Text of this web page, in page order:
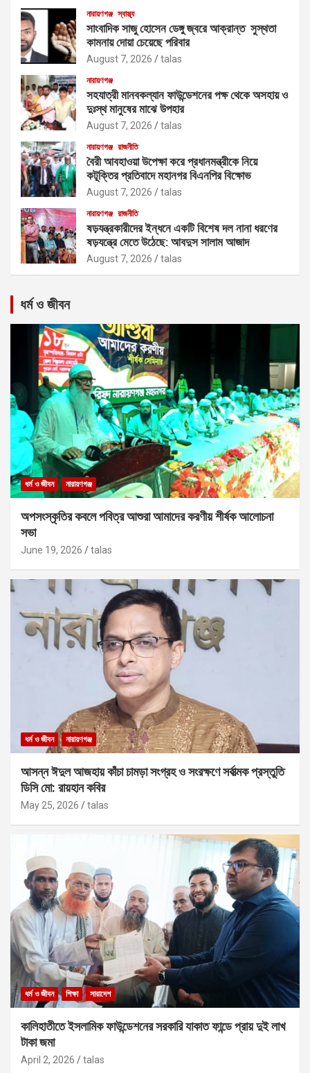
নারায়ণগঞ্জ স্বাস্থ্য
সাংবাদিক সাজু হোসেন ডেঙ্গু জ্বরে আক্রান্ত সুস্থতা
কামনায় দোয়া চেয়েছে পরিবার
August 7, 2026 talas
নারায়ণগঞ্জ
সহযাত্রী মানবকল্যান ফাউন্ডেশনের পক্ষ থেকে অসহায় ও
দুঃস্থ মানুষের মাঝে উপহার
August 7, 2026 talas
নারায়ণগঞ্জ রাজনীতি
বৈরী আবহাওয়া উপেক্ষা করে প্রধানমন্ত্রীকে নিয়ে
কটূক্তির প্রতিবাদে মহানগর বিএনপির বিক্ষোভ
August 7, 2026 talas
নারায়ণগঞ্জ রাজনীতি
ষড়যন্ত্রকারীদের ইন্ধনে একটি বিশেষ দল নানা ধরণের
ষড়যন্ত্রে মেতে উঠেছে: আবদুস সালাম আজাদ
August 7, 2026 talas
ধর্ম ও জীবন
ধর্ম ও জীবন নারায়ণগঞ্জ
অপসংস্কৃতির কবলে পবিত্র আশুরা আমাদের করণীয় শীর্ষক আলোচনা
সভা
June 19, 2026 talas
ধর্ম ও জীবন নারায়ণগঞ্জ
আসন্ন ঈদুল আজহায় কাঁচা চামড়া সংগ্রহ ও সংরক্ষণে সর্বাত্মক প্রস্তুতি
ডিসি মো: রায়হান কবির
May 25, 2026 talas
ধর্ম ও জীবন শিক্ষা সারাদেশ
কালিহাতীতে ইসলামিক ফাউন্ডেশনের সরকারি যাকাত ফান্ডে প্রায় দুই লাখ
টাকা জমা
April 2, 2026 talas